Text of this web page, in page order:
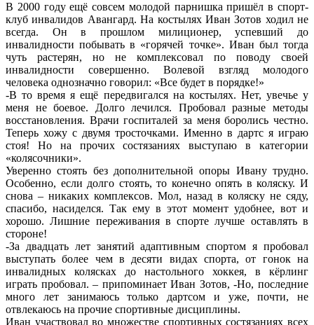
В 2000 году ещё совсем молодой парнишка пришёл в спорт-
клуб инвалидов Авангард. На костылях Иван Зотов ходил не
всегда. Он в прошлом милиционер, успевший до
инвалидности побывать в «горячей точке». Иван был тогда
чуть растерян, но не комплексовал по поводу своей
инвалидности совершенно. Волевой взгляд молодого
человека однозначно говорил: «Все будет в порядке!»
-В то время я ещё передвигался на костылях. Нет, увечье у
меня не боевое. Долго лечился. Пробовал разные методы
восстановления. Врачи госпиталей за меня боролись честно.
Теперь хожу с двумя тросточками. Именно в дартс я играю
стоя! Но на прочих состязаниях выступаю в категории
«колясочники».
Уверенно стоять без дополнительной опоры Ивану трудно.
Особенно, если долго стоять, то конечно опять в коляску. И
снова – никаких комплексов. Мол, назад в коляску не сяду,
спасибо, насиделся. Так ему в этот момент удобнее, вот и
хорошо. Лишние переживания в спорте лучше оставлять в
стороне!
-За двадцать лет занятий адаптивным спортом я пробовал
выступать более чем в десяти видах спорта, от гонок на
инвалидных колясках до настольного хоккея, в кёрлинг
играть пробовал. – припоминает Иван Зотов, -Но, последние
много лет занимаюсь только дартсом и уже, почти, не
отвлекаюсь на прочие спортивные дисциплины.
Иван участвовал во множестве спортивных состязаниях всех